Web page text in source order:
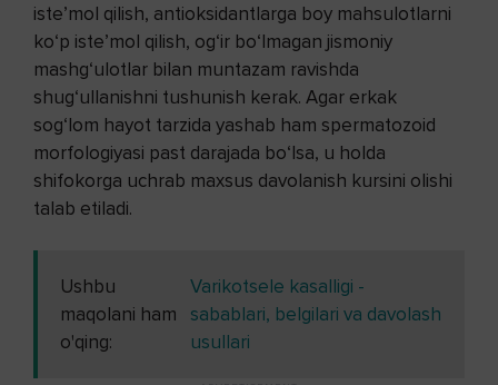
iste’mol qilish, antioksidantlarga boy mahsulotlarni
ko‘p iste’mol qilish, og‘ir bo‘lmagan jismoniy
mashg‘ulotlar bilan muntazam ravishda
shug‘ullanishni tushunish kerak. Agar erkak
sog‘lom hayot tarzida yashab ham spermatozoid
morfologiyasi past darajada bo‘lsa, u holda
shifokorga uchrab maxsus davolanish kursini olishi
talab etiladi.
Ushbu
maqolani ham
o'qing:
Varikotsele kasalligi -
sabablari, belgilari va davolash
usullari